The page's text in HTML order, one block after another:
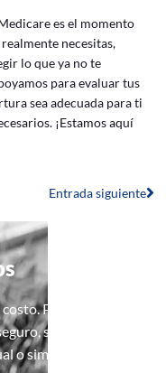
es el momento
necesitas,
lo que ya no te
para evaluar tus
sea adecuada para ti
¡Estamos aquí
Entrada siguiente
Pide una cita,
si estás
o simplemente si